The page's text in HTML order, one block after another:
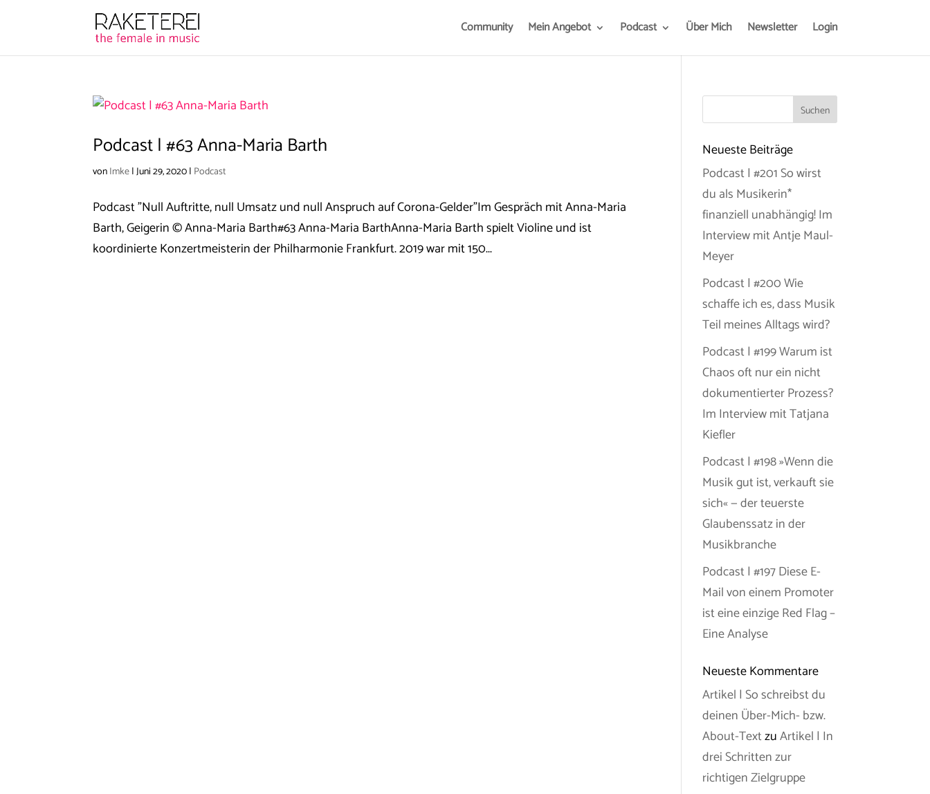
Community Mein Angebot Podcast Über Mich Newsletter Login
Podcast | #63 Anna-Maria Barth
vonImke|Juni 29, 2020| Podcast
Podcast "Null Auftritte, null Umsatz und null Anspruch auf Corona-Gelder"Im Gespräch mit Anna-Maria
Barth, Geigerin © Anna-Maria Barth#63 Anna-Maria BarthAnna-Maria Barth spielt Violine und ist
koordinierte Konzertmeisterin der Philharmonie Frankfurt. 2019 war mit 150...
Neueste Beiträge
Podcast | #201 So wirst
du als Musikerin*
finanziell unabhängig! Im
Interview mit Antje Maul-
Meyer
Podcast | #200 Wie
schaffe ich es, dass Musik
Teil meines Alltags wird?
Podcast | #199 Warum ist
Chaos oft nur ein nicht
dokumentierter Prozess?
Im Interview mit Tatjana
Kiefler
Podcast | #198 »Wenn die
Musik gut ist, verkauft sie
sich« — der teuerste
Glaubenssatz in der
Musikbranche
Podcast | #197 Diese E-
Mail von einem Promoter
ist eine einzige Red Flag –
Eine Analyse
Neueste Kommentare
Artikel | So schreibst du
deinen Über-Mich- bzw.
About-TextzuArtikel | In
drei Schritten zur
richtigen Zielgruppe